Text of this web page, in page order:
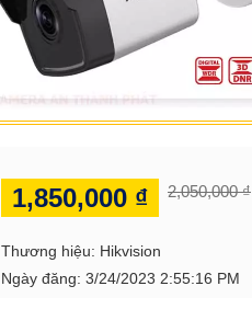
1,850,000 ₫ 2,050,000 ₫
Thương hiệu: Hikvision
Ngày đăng: 3/24/2023 2:55:16 PM